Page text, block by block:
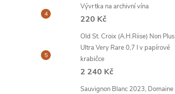
Vývrtka na archivní vína
220 Kč
Old St. Croix (A.H.Riise) Non Plus
Ultra Very Rare 0,7 l v papírové
krabičce
2 240 Kč
Sauvignon Blanc 2023, Domaine